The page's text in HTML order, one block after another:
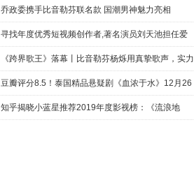
侃“学人
乔政委携手比音勒芬联名款 国潮男神魅力亮相
寻找年度优秀短视频创作者,著名演员刘天池担任爱
奇艺号"奇
《跨界歌王》落幕丨比音勒芬杨烁用真挚歌声，实力
圈粉!
豆瓣评分8.5！泰国精品悬疑剧《血浓于水》12月26
日西瓜视
知乎揭晓小蓝星推荐2019年度影视榜：《流浪地